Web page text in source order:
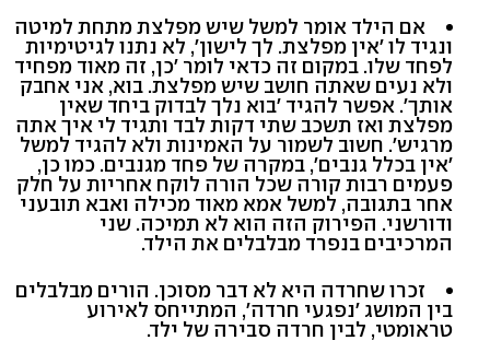
אם הילד אומר למשל שיש מפלצת מתחת למיטה
ונגיד לו 'אין מפלצת. לך לישון', לא נתנו לגיטימיות
לפחד שלו. במקום זה כדאי לומר 'כן, זה מאוד מפחיד
ולא נעים שאתה חושב שיש מפלצת. בוא, אני אחבק
אותך'. אפשר להגיד 'בוא נלך לבדוק ביחד שאין
מפלצת ואז תשכב שתי דקות לבד ותגיד לי איך אתה
מרגיש'. חשוב לשמור על האמינות ולא להגיד למשל
'אין בכלל גנבים', במקרה של פחד מגנבים. כמו כן,
פעמים רבות קורה שכל הורה לוקח אחריות על חלק
אחר בתגובה, למשל אמא מאוד מכילה ואבא תובעני
ודורשני. הפירוק הזה הוא לא תמיכה. שני
המרכיבים בנפרד מבלבלים את הילד.
זכרו שחרדה היא לא דבר מסוכן. הורים מבלבלים
בין המושג 'נפגעי חרדה', המתייחס לאירוע
טראומטי, לבין חרדה סבירה של ילד.